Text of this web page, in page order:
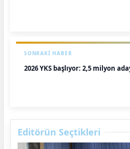
SONRAKI HABER
2026 YKS başlıyor: 2,5 milyon
Editörün Seçtikleri